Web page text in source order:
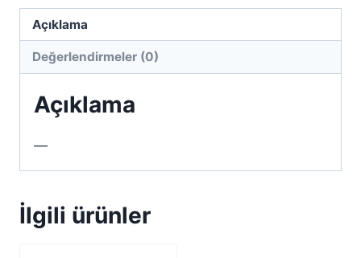
Açıklama
Değerlendirmeler (0)
Açıklama
—
İlgili ürünler